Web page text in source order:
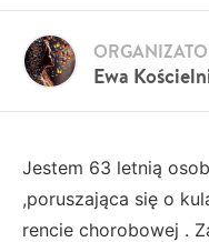
Ewa
Jestem 63 letnią
,poruszająca się o
rencie chorobowej .